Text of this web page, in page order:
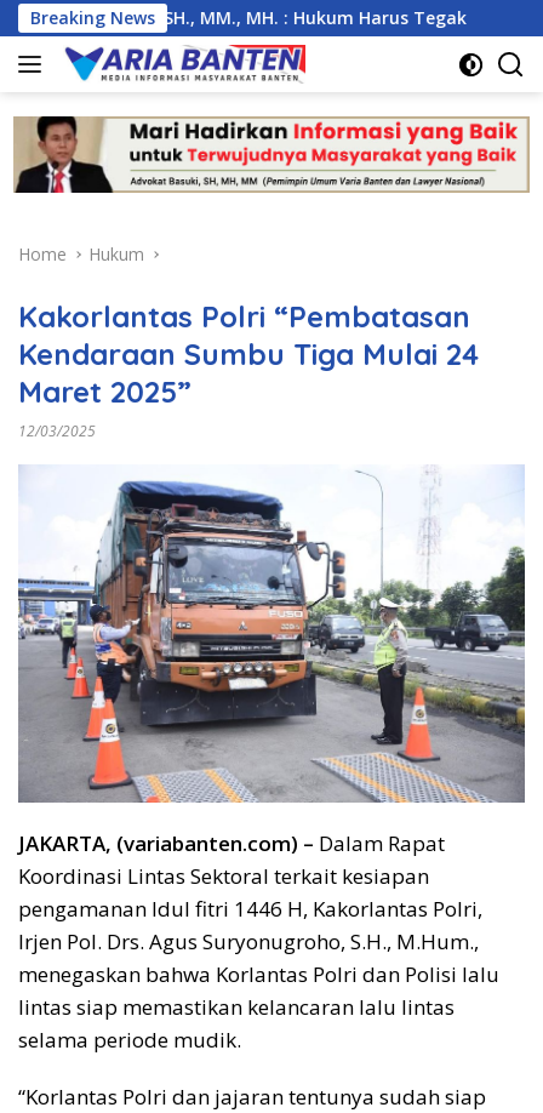
Skip
to
content
Breaking News
SH., MM., MH. : Hukum Harus Tegak Kemarau
Home Hukum
Kakorlantas Polri “Pembatasan
Kendaraan Sumbu Tiga Mulai 24
Maret 2025”
12/03/2025
JAKARTA, (variabanten.com) – Dalam Rapat
Koordinasi Lintas Sektoral terkait kesiapan
pengamanan Idul fitri 1446 H, Kakorlantas Polri,
Irjen Pol. Drs. Agus Suryonugroho, S.H., M.Hum.,
menegaskan bahwa Korlantas Polri dan Polisi lalu
lintas siap memastikan kelancaran lalu lintas
selama periode mudik.
“Korlantas Polri dan jajaran tentunya sudah siap